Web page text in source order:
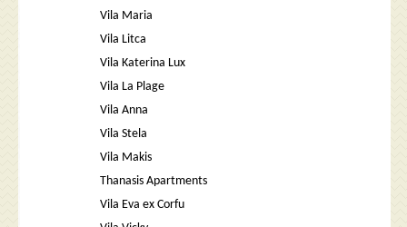
Vila Maria
Vila Litca
Vila Katerina Lux
Vila La Plage
Vila Anna
Vila Stela
Vila Makis
Thanasis Apartments
Vila Eva ex Corfu